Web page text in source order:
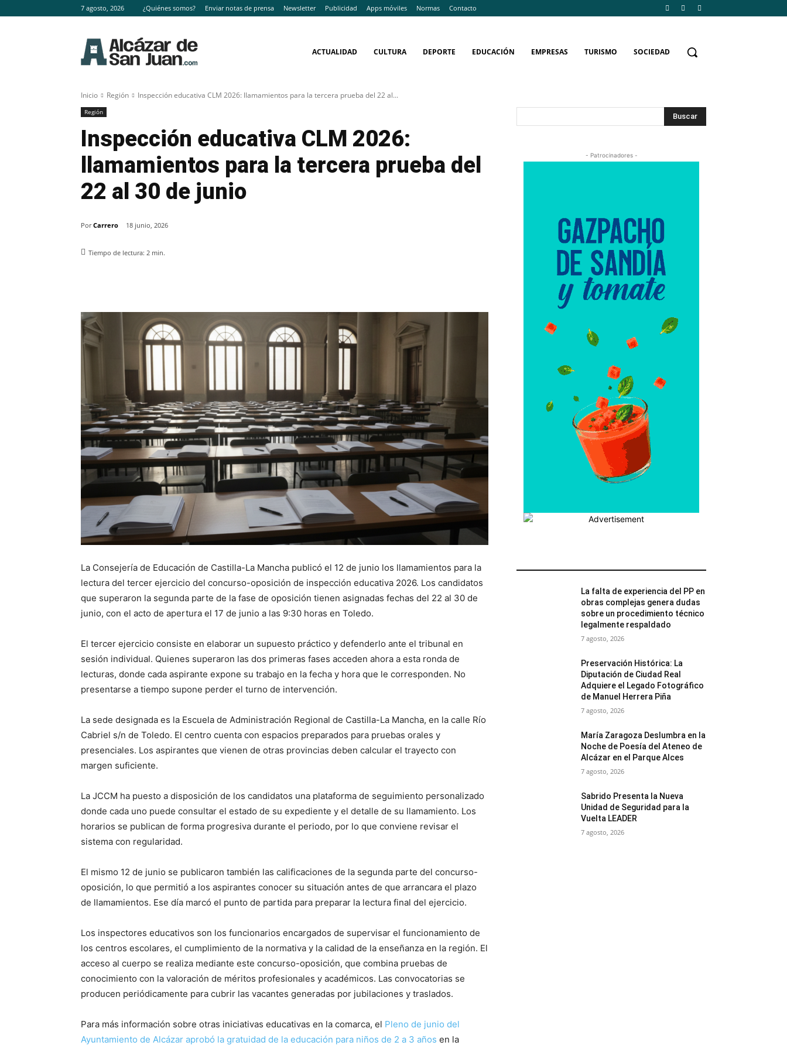
7 agosto, 2026 ¿Quiénes somos? Enviar notas de prensa Newsletter Publicidad Apps móviles Normas Contacto
ACTUALIDAD CULTURA DEPORTE EDUCACIÓN EMPRESAS TURISMO SOCIEDAD
Inicio Región Inspección educativa CLM 2026: llamamientos para la tercera prueba del 22 al...
Región
Inspección educativa CLM 2026:
llamamientos para la tercera prueba del
22 al 30 de junio
Por Carrero 18 junio, 2026
Tiempo de lectura: 2 min.
La Consejería de Educación de Castilla-La Mancha publicó el 12 de junio los llamamientos para la
lectura del tercer ejercicio del concurso-oposición de inspección educativa 2026. Los candidatos
que superaron la segunda parte de la fase de oposición tienen asignadas fechas del 22 al 30 de
junio, con el acto de apertura el 17 de junio a las 9:30 horas en Toledo.
El tercer ejercicio consiste en elaborar un supuesto práctico y defenderlo ante el tribunal en
sesión individual. Quienes superaron las dos primeras fases acceden ahora a esta ronda de
lecturas, donde cada aspirante expone su trabajo en la fecha y hora que le corresponden. No
presentarse a tiempo supone perder el turno de intervención.
La sede designada es la Escuela de Administración Regional de Castilla-La Mancha, en la calle Río
Cabriel s/n de Toledo. El centro cuenta con espacios preparados para pruebas orales y
presenciales. Los aspirantes que vienen de otras provincias deben calcular el trayecto con
margen suficiente.
La JCCM ha puesto a disposición de los candidatos una plataforma de seguimiento personalizado
donde cada uno puede consultar el estado de su expediente y el detalle de su llamamiento. Los
horarios se publican de forma progresiva durante el periodo, por lo que conviene revisar el
sistema con regularidad.
El mismo 12 de junio se publicaron también las calificaciones de la segunda parte del concurso-
oposición, lo que permitió a los aspirantes conocer su situación antes de que arrancara el plazo
de llamamientos. Ese día marcó el punto de partida para preparar la lectura final del ejercicio.
Los inspectores educativos son los funcionarios encargados de supervisar el funcionamiento de
los centros escolares, el cumplimiento de la normativa y la calidad de la enseñanza en la región. El
acceso al cuerpo se realiza mediante este concurso-oposición, que combina pruebas de
conocimiento con la valoración de méritos profesionales y académicos. Las convocatorias se
producen periódicamente para cubrir las vacantes generadas por jubilaciones y traslados.
Para más información sobre otras iniciativas educativas en la comarca, el Pleno de junio del
Ayuntamiento de Alcázar aprobó la gratuidad de la educación para niños de 2 a 3 años en la
Buscar
- Patrocinadores -
La falta de experiencia del PP en
obras complejas genera dudas
sobre un procedimiento técnico
legalmente respaldado
7 agosto, 2026
Preservación Histórica: La
Diputación de Ciudad Real
Adquiere el Legado Fotográfico
de Manuel Herrera Piña
7 agosto, 2026
María Zaragoza Deslumbra en la
Noche de Poesía del Ateneo de
Alcázar en el Parque Alces
7 agosto, 2026
Sabrido Presenta la Nueva
Unidad de Seguridad para la
Vuelta LEADER
7 agosto, 2026